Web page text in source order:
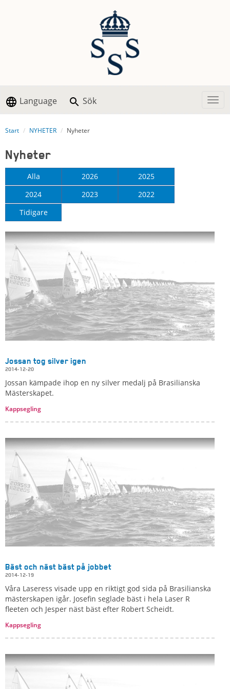
Language Sök
Start NYHETER Nyheter
Nyheter
Alla 2026
2025
2024
2023
2022
Tidigare
Jossan tog silver igen
2014-12-20
Jossan kämpade ihop en ny silver medalj på Brasilianska
Mästerskapet.
Kappsegling
Bäst och näst bäst på jobbet
2014-12-19
Våra Laseress visade upp en riktigt god sida på Brasilianska
mästerskapen igår. Josefin seglade bäst i hela Laser R
fleeten och Jesper näst bäst efter Robert Scheidt.
Kappsegling